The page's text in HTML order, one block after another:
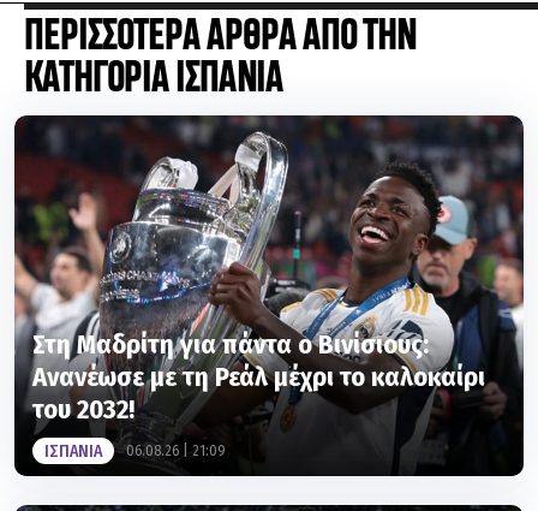
ΠΕΡΙΣΣΟΤΕΡΑ ΑΡΘΡΑ ΑΠΟ ΤΗΝ
ΚΑΤΗΓΟΡΙΑ ΙΣΠΑΝΙΑ
Στη Μαδρίτη για πάντα ο Βινίσιους:
Ανανέωσε με τη Ρεάλ μέχρι το καλοκαίρι
του 2032!
ΙΣΠΑΝΙΑ 06.08.26 | 21:09